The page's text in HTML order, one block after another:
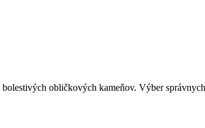
obličkových kameňov. Výber